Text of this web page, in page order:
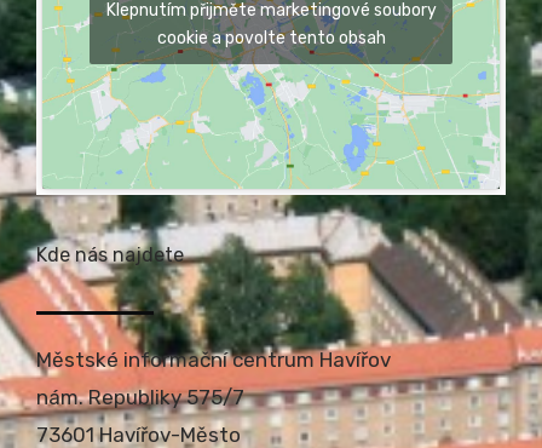
Klepnutím přijměte marketingové soubory
cookie a povolte tento obsah
Kde nás najdete
Městské informační centrum Havířov
nám. Republiky 575/7
73601 Havířov-Město